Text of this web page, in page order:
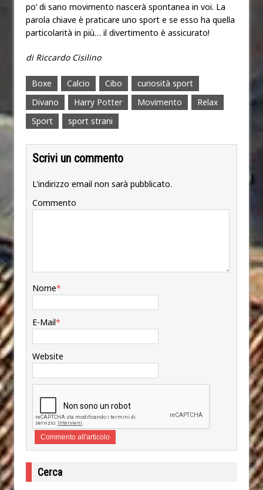
po’ di sano movimento nascerà spontanea in voi. La
parola chiave è praticare uno sport e se esso ha quella
particolarità in più… il divertimento è assicurato!
di Riccardo Cisilino
Boxe Calcio Cibo
curiosità sport
Divano
Harry Potter Movimento
Relax
Sport
sport strani
Scrivi un commento
L'indirizzo email non sarà pubblicato.
Commento
Nome*
E-Mail*
Website
Cerca